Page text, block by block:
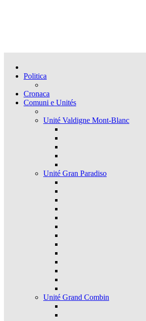
Politica
Cronaca
Comuni e Unités
Unité Valdigne Mont-Blanc
Unité Gran Paradiso
Unité Grand Combin